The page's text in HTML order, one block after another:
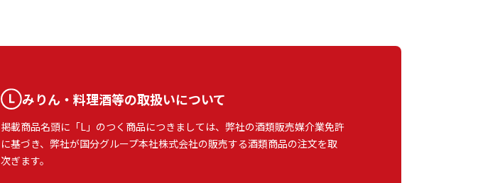
みりん・料理酒等の取扱いについて
掲載商品名頭に「L」のつく商品につきましては、弊社の酒類販売媒介業免許
に基づき、弊社が国分グループ本社株式会社の販売する酒類商品の注文を取
次ぎます。